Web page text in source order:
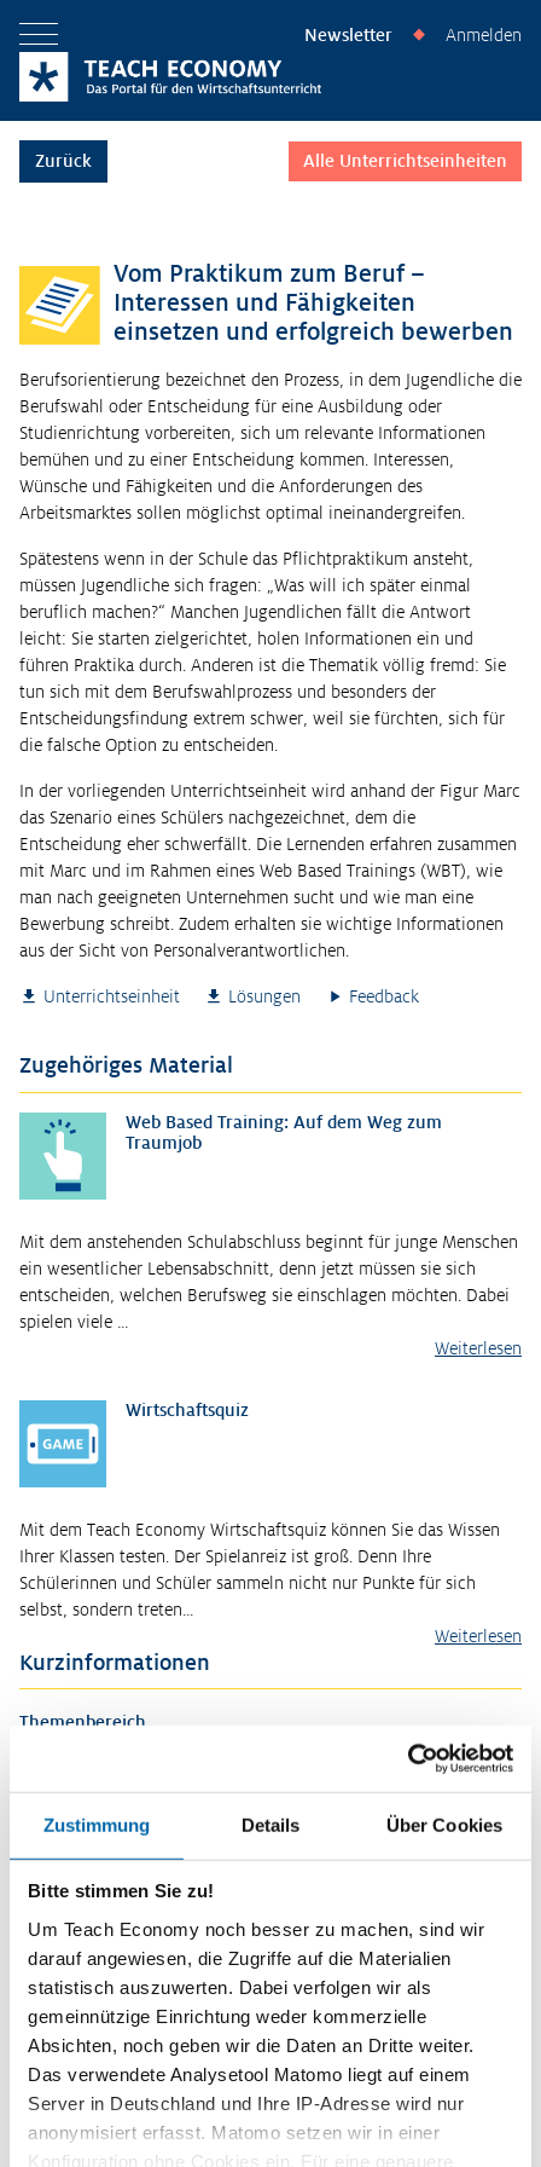
Zustimmung Details Über Cookies
Bitte stimmen Sie zu!
Um Teach Economy noch besser zu machen, sind wir
darauf angewiesen, die Zugriffe auf die Materialien
statistisch auszuwerten. Dabei verfolgen wir als
gemeinnützige Einrichtung weder kommerzielle
Absichten, noch geben wir die Daten an Dritte weiter.
Das verwendete Analysetool Matomo liegt auf einem
Server in Deutschland und Ihre IP-Adresse wird nur
anonymisiert erfasst. Matomo setzen wir in einer
Konfiguration ohne Cookies ein. Für eine genauere
Menü öffnen Newsletter ◆ Anmelden
Zurück Alle Unterrichtseinheiten
Vom Praktikum zum Beruf –
Interessen und Fähigkeiten
einsetzen und erfolgreich bewerben
Berufsorientierung bezeichnet den Prozess, in dem Jugendliche die
Berufswahl oder Entscheidung für eine Ausbildung oder
Studienrichtung vorbereiten, sich um relevante Informationen
bemühen und zu einer Entscheidung kommen. Interessen,
Wünsche und Fähigkeiten und die Anforderungen des
Arbeitsmarktes sollen möglichst optimal ineinandergreifen.
Spätestens wenn in der Schule das Pflichtpraktikum ansteht,
müssen Jugendliche sich fragen: „Was will ich später einmal
beruflich machen?“ Manchen Jugendlichen fällt die Antwort
leicht: Sie starten zielgerichtet, holen Informationen ein und
führen Praktika durch. Anderen ist die Thematik völlig fremd: Sie
tun sich mit dem Berufswahlprozess und besonders der
Entscheidungsfindung extrem schwer, weil sie fürchten, sich für
die falsche Option zu entscheiden.
In der vorliegenden Unterrichtseinheit wird anhand der Figur Marc
das Szenario eines Schülers nachgezeichnet, dem die
Entscheidung eher schwerfällt. Die Lernenden erfahren zusammen
mit Marc und im Rahmen eines Web Based Trainings (WBT), wie
man nach geeigneten Unternehmen sucht und wie man eine
Bewerbung schreibt. Zudem erhalten sie wichtige Informationen
aus der Sicht von Personalverantwortlichen.
Unterrichtseinheit Lösungen Feedback
Zugehöriges Material
Web Based Training: Auf dem Weg zum
Traumjob
Mit dem anstehenden Schulabschluss beginnt für junge Menschen
ein wesentlicher Lebensabschnitt, denn jetzt müssen sie sich
entscheiden, welchen Berufsweg sie einschlagen möchten. Dabei
spielen viele …
Weiterlesen
Wirtschaftsquiz
Mit dem Teach Economy Wirtschaftsquiz können Sie das Wissen
Ihrer Klassen testen. Der Spielanreiz ist groß. Denn Ihre
Schülerinnen und Schüler sammeln nicht nur Punkte für sich
selbst, sondern treten…
Weiterlesen
Kurzinformationen
Themenbereich
Zeitbedarf
2 Unterrichtsstunden
Stufen
Sekundarstufe I
Gymnasium 9/10
Vorwissen
Ausbildung, Berufsfelder, „Jobchecker“ zur Potenzialanalyse
Kompetenzen
Die Schülerinnen und Schüler …
lernen die formellen und inhaltlichen Vorgaben zur
Erstellung von Bewerbungsdokumenten kennen.